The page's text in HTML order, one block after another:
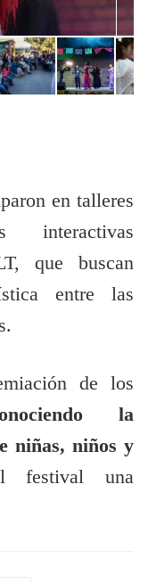
en talleres
interactivas
que buscan
entre las
de los
la
niñas, niños y
festival una